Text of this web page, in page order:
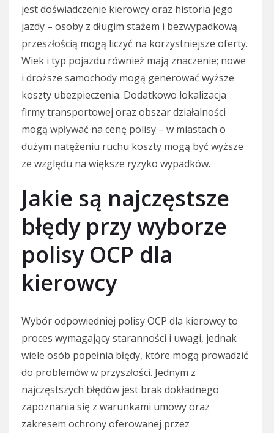
jest doświadczenie kierowcy oraz historia jego
jazdy – osoby z długim stażem i bezwypadkową
przeszłością mogą liczyć na korzystniejsze oferty.
Wiek i typ pojazdu również mają znaczenie; nowe
i droższe samochody mogą generować wyższe
koszty ubezpieczenia. Dodatkowo lokalizacja
firmy transportowej oraz obszar działalności
mogą wpływać na cenę polisy – w miastach o
dużym natężeniu ruchu koszty mogą być wyższe
ze względu na większe ryzyko wypadków.
Jakie są najczęstsze
błędy przy wyborze
polisy OCP dla
kierowcy
Wybór odpowiedniej polisy OCP dla kierowcy to
proces wymagający staranności i uwagi, jednak
wiele osób popełnia błędy, które mogą prowadzić
do problemów w przyszłości. Jednym z
najczęstszych błędów jest brak dokładnego
zapoznania się z warunkami umowy oraz
zakresem ochrony oferowanej przez